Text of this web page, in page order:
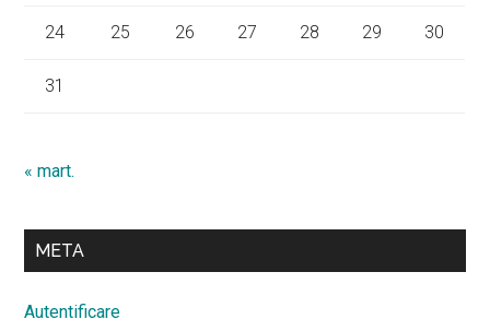
24 25 26 27 28 29 30
31
« mart.
META
Autentificare